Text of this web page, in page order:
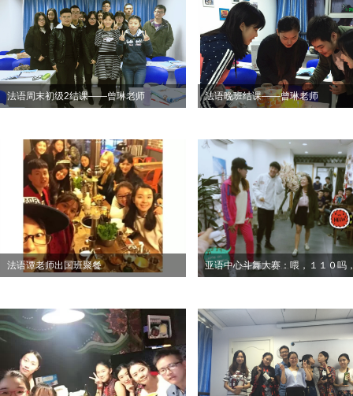
法语周末初级2结课——曾琳老师 法语晚班结课——曾琳老师
法语谭老师出国班聚餐 亚语中心斗舞大赛：喂，１１０吗